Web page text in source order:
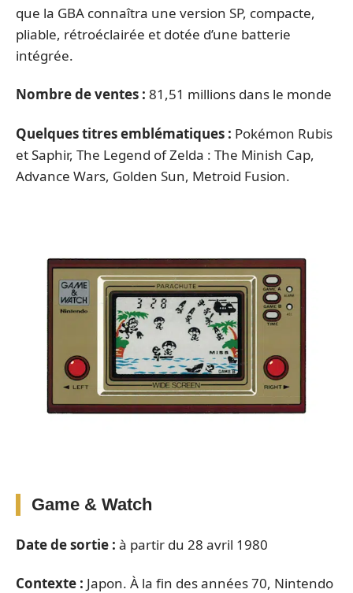
que la GBA connaîtra une version SP, compacte,
pliable, rétroéclairée et dotée d’une batterie
intégrée.
Nombre de ventes : 81,51 millions dans le monde
Quelques titres emblématiques : Pokémon Rubis
et Saphir, The Legend of Zelda : The Minish Cap,
Advance Wars, Golden Sun, Metroid Fusion.
Game & Watch
Date de sortie : à partir du 28 avril 1980
Contexte : Japon. À la fin des années 70, Nintendo